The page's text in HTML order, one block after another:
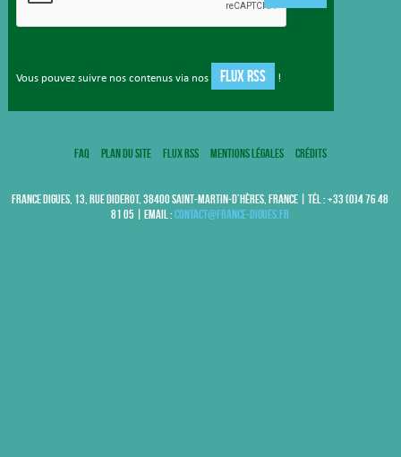
Vous pouvez suivre nos contenus via nos FLUX RSS !
FAQ Plan du site Flux RSS Mentions légales Crédits
FRANCE DIGUES, 13, RUE DIDEROT, 38400 SAINT-MARTIN-D’HÈRES, FRANCE | TÉL : +33 (0)4 76 48
81 05 | EMAIL :contact@france-digues.fr